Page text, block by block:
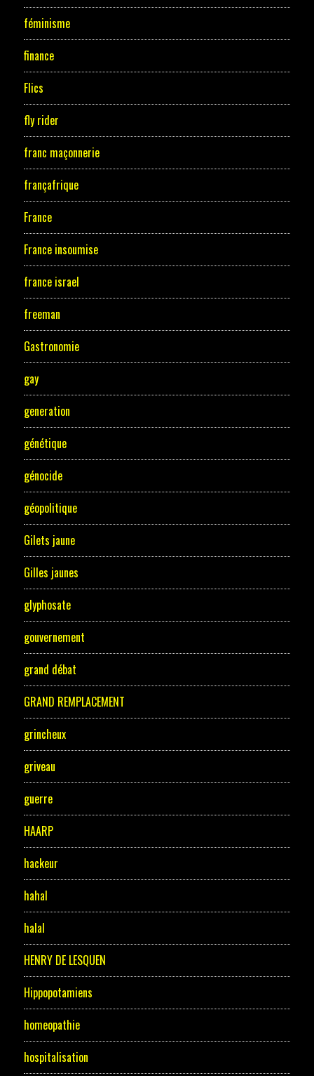
féminisme
finance
Flics
fly rider
franc maçonnerie
françafrique
France
France insoumise
france israel
freeman
Gastronomie
gay
generation
génétique
génocide
géopolitique
Gilets jaune
Gilles jaunes
glyphosate
gouvernement
grand débat
GRAND REMPLACEMENT
grincheux
griveau
guerre
HAARP
hackeur
hahal
halal
HENRY DE LESQUEN
Hippopotamiens
homeopathie
hospitalisation